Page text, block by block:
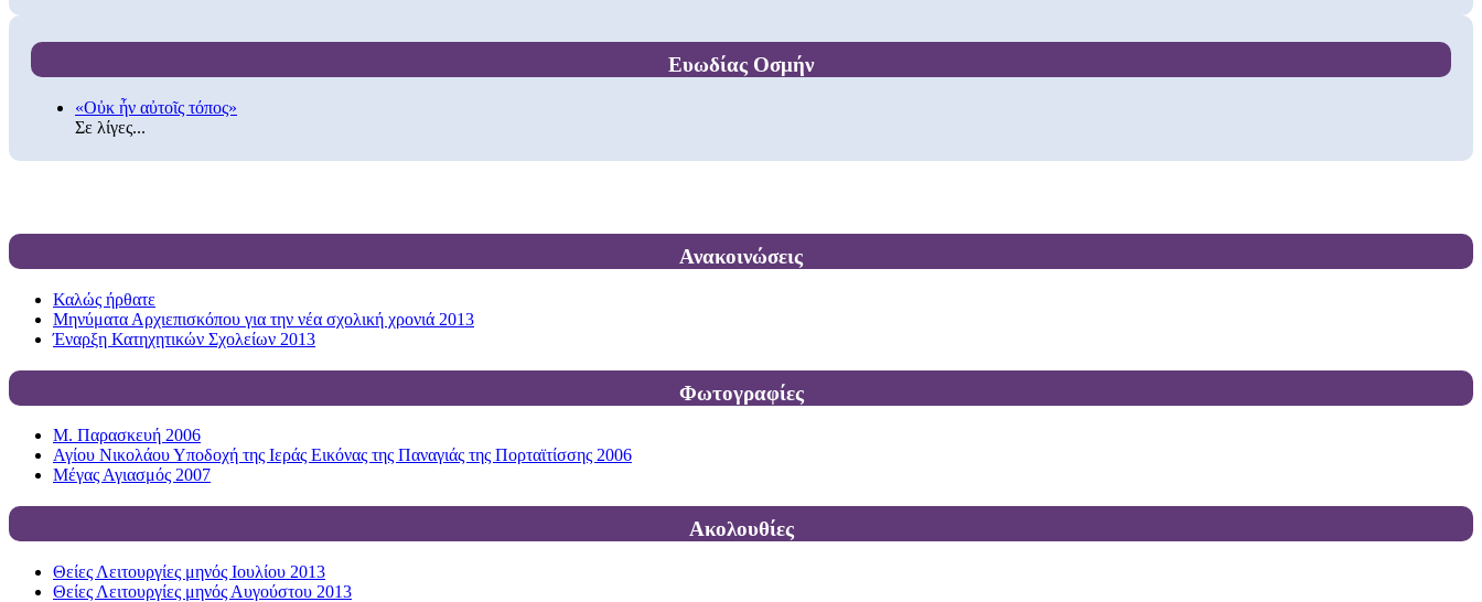
Ευωδίας Οσμήν
«Οὐκ ἦν αὐτοῖς τόπος»
Σε λίγες...
Ανακοινώσεις
Καλώς ήρθατε
Μηνύματα Αρχιεπισκόπου για την νέα σχολική χρονιά 2013
Έναρξη Κατηχητικών Σχολείων 2013
Φωτογραφίες
Μ. Παρασκευή 2006
Αγίου Νικολάου Υποδοχή της Ιεράς Εικόνας της Παναγιάς της Πορταϊτίσσης 2006
Μέγας Αγιασμός 2007
Ακολουθίες
Θείες Λειτουργίες μηνός Ιουλίου 2013
Θείες Λειτουργίες μηνός Αυγούστου 2013